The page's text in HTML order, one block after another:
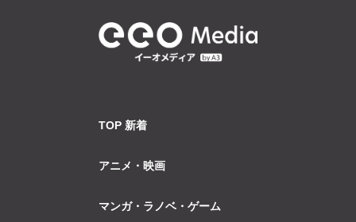
TOP 新着
アニメ・映画
マンガ・ラノベ・ゲーム